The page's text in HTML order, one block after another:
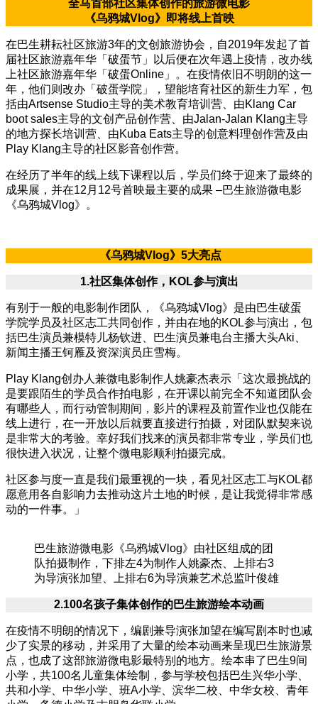
全马首部社区集体创作的旅游微电影
《乌鸦城Vlog》即将线上首映
在巴生耕耘社区旅游3年的文创旅游协会，自2019年发起了首
届社区旅游嘉年华「破蛋节」以后便在次年遇上疫情，改办线
上社区旅游嘉年华「破蛋Online」。在疫情依旧不明朗的这一
年，他们则改办「破蛋学院」，望能培育社区的新生力军，包
括由Artsense Studio主导的美术教育培训营、由Klang Car
boot sales主导的文创产品创作营、由Jalan-Jalan Klang主导
的地方探长培训营、由Kuba Eats主导的创意料理创作营及由
Play Klang主导的社区影音创作营。
在经历了半年的线上线下课程以后，学员们终于迎来了最终的
成果展，并在12月12号首映最主要的成果 –巴生旅游微电影
《乌鸦城Vlog》。
《乌鸦城Vlog》5大亮点
1.社区集体创作，KOL参与演出
有别于一般的电影制作团队，《乌鸦城Vlog》是由巴生破蛋
学院学员及社区志工共同创作，并由在地的KOL参与演出，包
括巴生演员兼模特儿杨钦进、巴生演员兼电台主播大头Aki、
新闻主播王钶雁及资深演员庄雪梅。
Play Klang创办人兼微电影制作人姚豪杰表示「这次最挑战的
是要跟陌生的学员合作拍电影，在开课以前完全不知道团队会
有哪些人，而行动管制期间，影片的课程及前置作业也仅能在
线上进行，在一开放以后就要直接进行拍摄，对团队默契来说
是非常大的考验。幸好我们找来的演员都非常专业，学员们也
很快进入状况，让整个微电影顺利拍摄完成。
社区参与度一直是我们最重视的一块，看见社区志工与KOL都
愿意用各自影响力去推动这片土地的时候，是让我觉得非常感
动的一件事。」
巴生旅游微电影《乌鸦城Vlog》由社区组成的团
队拍摄制作，下排左4为制作人姚豪杰、上排右3
为导演张加望、上排右6为导演兼艺术总监叶俊雄
2.100名孩子集体创作的巴生旅游绘本动画
在疫情不明朗的情况下，编剧兼导演张加望在编写剧本时也减
少了实景的移动，并采用了大量的绘本动画来呈现巴生旅游景
点，也成了这部旅游微电影最特别的地方。绘本串了巴生9间
小学，共100名儿童集体绘制，参与学校包括巴生兴华小学、
共和小学、中华小学、班A小学、滨华二校、中华女校、青年